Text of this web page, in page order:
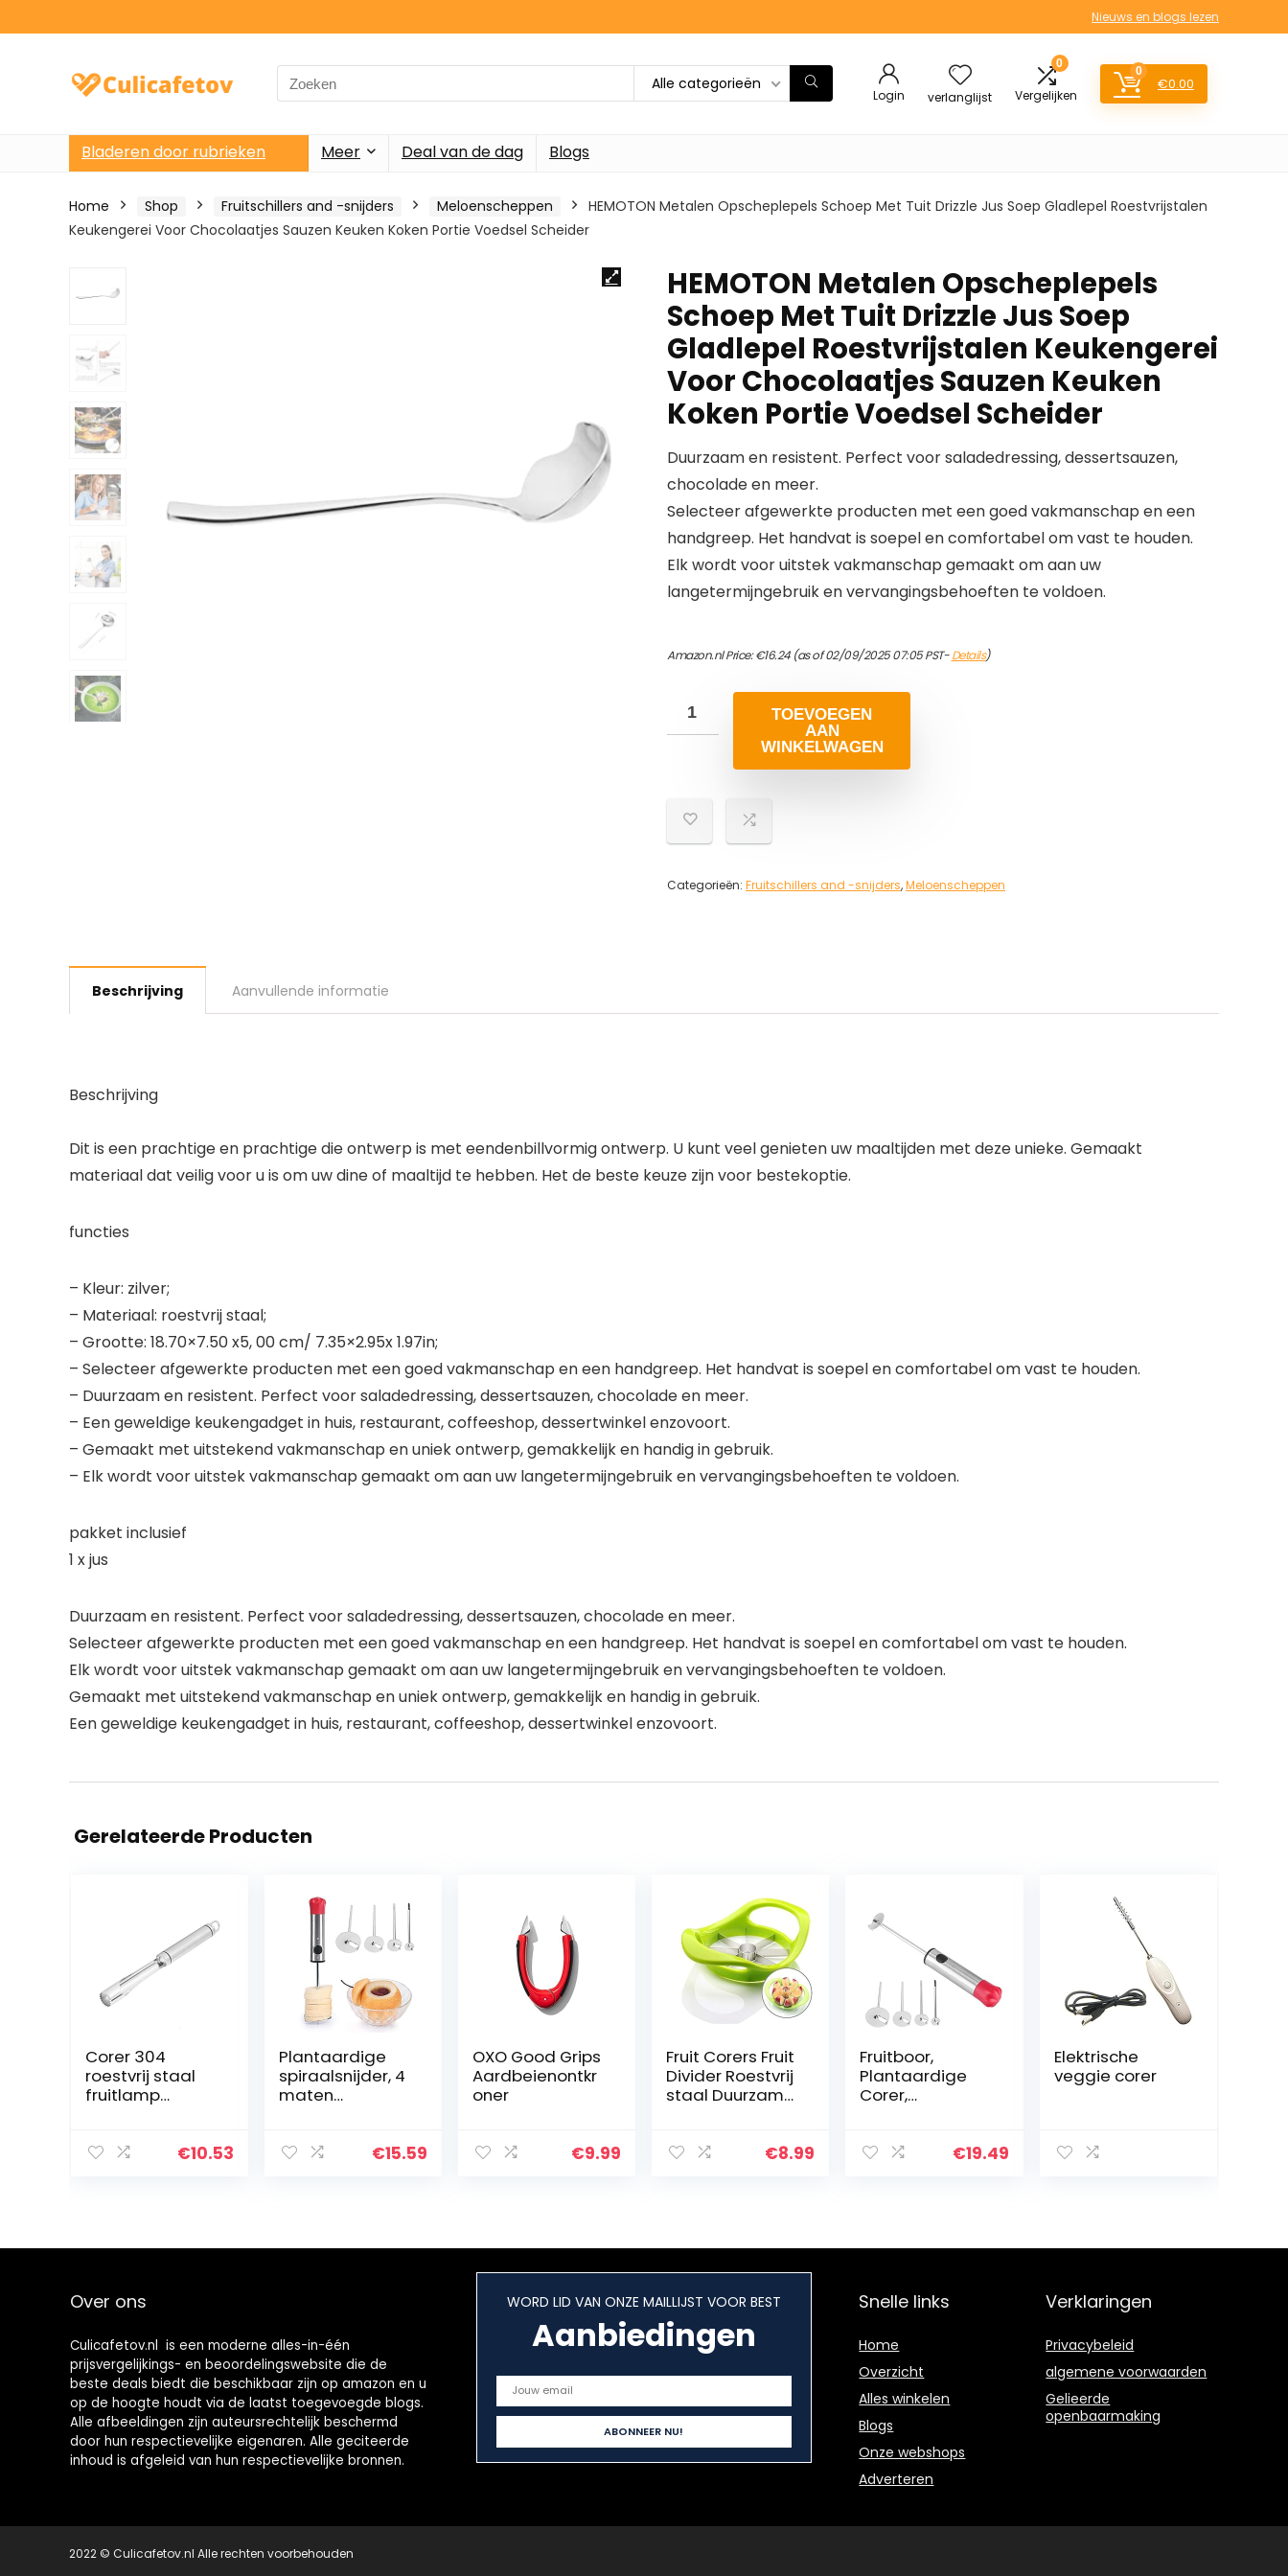
Nieuws en blogs lezen
Search
for:
Alle categorieën
Login verlanglijst
0
Vergelijken
0
€0.00
Bladeren door rubrieken Meer Deal van de dag Blogs
Home Shop Fruitschillers and -snijders Meloenscheppen
HEMOTON Metalen Opscheplepels Schoep Met Tuit Drizzle Jus Soep Gladlepel Roestvrijstalen
Keukengerei Voor Chocolaatjes Sauzen Keuken Koken Portie Voedsel Scheider
HEMOTON Metalen Opscheplepels
Schoep Met Tuit Drizzle Jus Soep
Gladlepel Roestvrijstalen Keukengerei
Voor Chocolaatjes Sauzen Keuken
Koken Portie Voedsel Scheider
Duurzaam en resistent. Perfect voor saladedressing, dessertsauzen,
chocolade en meer.
Selecteer afgewerkte producten met een goed vakmanschap en een
handgreep. Het handvat is soepel en comfortabel om vast te houden.
Elk wordt voor uitstek vakmanschap gemaakt om aan uw
langetermijngebruik en vervangingsbehoeften te voldoen.
Amazon.nl Price:€16.24(as of 02/09/2025 07:05 PST-Details)
TOEVOEGEN
AAN
WINKELWAGEN
Categorieën: Fruitschillers and -snijders,Meloenscheppen
Beschrijving Aanvullende informatie
Beschrijving
Dit is een prachtige en prachtige die ontwerp is met eendenbillvormig ontwerp. U kunt veel genieten uw maaltijden met deze unieke. Gemaakt
materiaal dat veilig voor u is om uw dine of maaltijd te hebben. Het de beste keuze zijn voor bestekoptie.
functies
– Kleur: zilver;
– Materiaal: roestvrij staal;
– Grootte: 18.70×7.50 x5, 00 cm/ 7.35×2.95x 1.97in;
– Selecteer afgewerkte producten met een goed vakmanschap en een handgreep. Het handvat is soepel en comfortabel om vast te houden.
– Duurzaam en resistent. Perfect voor saladedressing, dessertsauzen, chocolade en meer.
– Een geweldige keukengadget in huis, restaurant, coffeeshop, dessertwinkel enzovoort.
– Gemaakt met uitstekend vakmanschap en uniek ontwerp, gemakkelijk en handig in gebruik.
– Elk wordt voor uitstek vakmanschap gemaakt om aan uw langetermijngebruik en vervangingsbehoeften te voldoen.
pakket inclusief
1 x jus
Duurzaam en resistent. Perfect voor saladedressing, dessertsauzen, chocolade en meer.
Selecteer afgewerkte producten met een goed vakmanschap en een handgreep. Het handvat is soepel en comfortabel om vast te houden.
Elk wordt voor uitstek vakmanschap gemaakt om aan uw langetermijngebruik en vervangingsbehoeften te voldoen.
Gemaakt met uitstekend vakmanschap en uniek ontwerp, gemakkelijk en handig in gebruik.
Een geweldige keukengadget in huis, restaurant, coffeeshop, dessertwinkel enzovoort.
Gerelateerde Producten
Corer 304
roestvrij staal
fruitlamp
Veggie Boor€10.53
Plantaardige
spiraalsnijder, 4
maten
eenvoudige
veggie-boor,
€15.59
OXO Good Grips
Aardbeienontkr
oner
€9.99
Fruit Corers Fruit
Divider Roestvrij
staal Duurzame
Slicer
€8.99
Fruitboor,
Plantaardige
Corer,
Groenten
Kinderen
€19.49
Elektrische
veggie corer
Over ons
Culicafetov.nl is een moderne alles-in-één
prijsvergelijkings- en beoordelingswebsite die de
beste deals biedt die beschikbaar zijn op amazon en u
op de hoogte houdt via de laatst toegevoegde blogs.
Alle afbeeldingen zijn auteursrechtelijk beschermd
door hun respectievelijke eigenaren. Alle geciteerde
inhoud is afgeleid van hun respectievelijke bronnen.
WORD LID VAN ONZE MAILLIJST VOOR BEST
Aanbiedingen
Snelle links
Home
Overzicht
Alles winkelen
Blogs
Onze webshops
Adverteren
Verklaringen
Privacybeleid
algemene voorwaarden
Gelieerde
openbaarmaking
2022 © Culicafetov.nl Alle rechten voorbehouden